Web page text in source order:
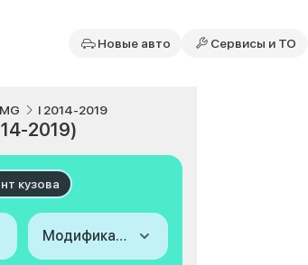
Новые авто Сервисы и ТО
I 2014-2019
2019)
кузова
Модификация